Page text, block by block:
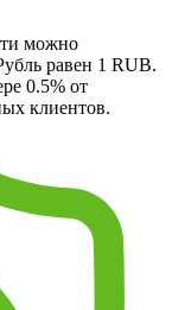
можно
равен 1 RUB.
0.5% от
клиентов.